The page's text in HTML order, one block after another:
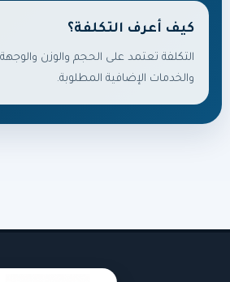
كيف أعرف التكلفة؟
التكلفة تعتمد على الحجم والوزن
والخدمات الإضافية المطلوبة.